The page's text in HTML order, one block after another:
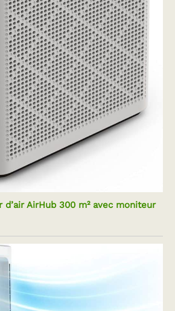
AirHub 300 m² avec moniteur